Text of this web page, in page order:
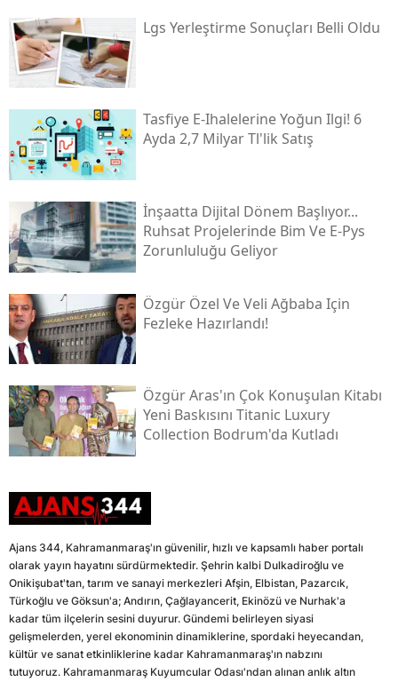
Lgs Yerleştirme Sonuçları Belli Oldu
Tasfiye E-Ihalelerine Yoğun Ilgi! 6
Ayda 2,7 Milyar Tl'lik Satış
İnşaatta Dijital Dönem Başlıyor...
Ruhsat Projelerinde Bim Ve E-Pys
Zorunluluğu Geliyor
Özgür Özel Ve Veli Ağbaba Için
Fezleke Hazırlandı!
Özgür Aras'ın Çok Konuşulan Kitabı
Yeni Baskısını Titanic Luxury
Collection Bodrum'da Kutladı
Ajans 344, Kahramanmaraş'ın güvenilir, hızlı ve kapsamlı haber portalı
olarak yayın hayatını sürdürmektedir. Şehrin kalbi Dulkadiroğlu ve
Onikişubat'tan, tarım ve sanayi merkezleri Afşin, Elbistan, Pazarcık,
Türkoğlu ve Göksun'a; Andırın, Çağlayancerit, Ekinözü ve Nurhak'a
kadar tüm ilçelerin sesini duyurur. Gündemi belirleyen siyasi
gelişmelerden, yerel ekonominin dinamiklerine, spordaki heyecandan,
kültür ve sanat etkinliklerine kadar Kahramanmaraş'ın nabzını
tutuyoruz. Kahramanmaraş Kuyumcular Odası'ndan alınan anlık altın